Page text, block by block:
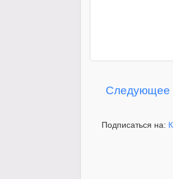
Следующее
Подписаться на: